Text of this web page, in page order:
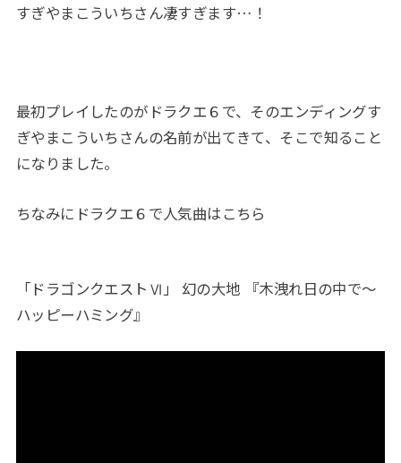
すぎやまこういちさん凄すぎます…！
最初プレイしたのがドラクエ６で、そのエンディングす
ぎやまこういちさんの名前が出てきて、そこで知ること
になりました。
ちなみにドラクエ６で人気曲はこちら
「ドラゴンクエストⅥ」 幻の大地 『木洩れ日の中で〜
ハッピーハミング』